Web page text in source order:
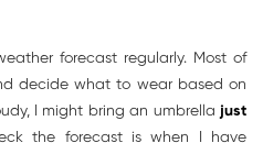
forecast regularly. Most of
decide what to wear based on
I might bring an umbrella just
the forecast is when I have